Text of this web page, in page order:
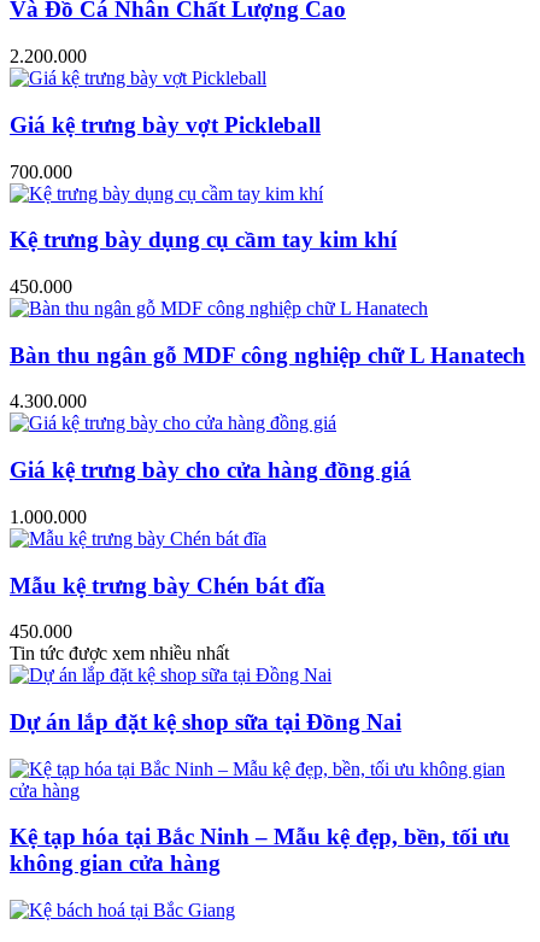
Và Đồ Cá Nhân Chất Lượng Cao
2.200.000
Giá kệ trưng bày vợt Pickleball
700.000
Kệ trưng bày dụng cụ cầm tay kim khí
450.000
Bàn thu ngân gỗ MDF công nghiệp chữ L Hanatech
4.300.000
Giá kệ trưng bày cho cửa hàng đồng giá
1.000.000
Mẫu kệ trưng bày Chén bát đĩa
450.000
Tin tức được xem nhiều nhất
Dự án lắp đặt kệ shop sữa tại Đồng Nai
Kệ tạp hóa tại Bắc Ninh – Mẫu kệ đẹp, bền, tối ưu
không gian cửa hàng